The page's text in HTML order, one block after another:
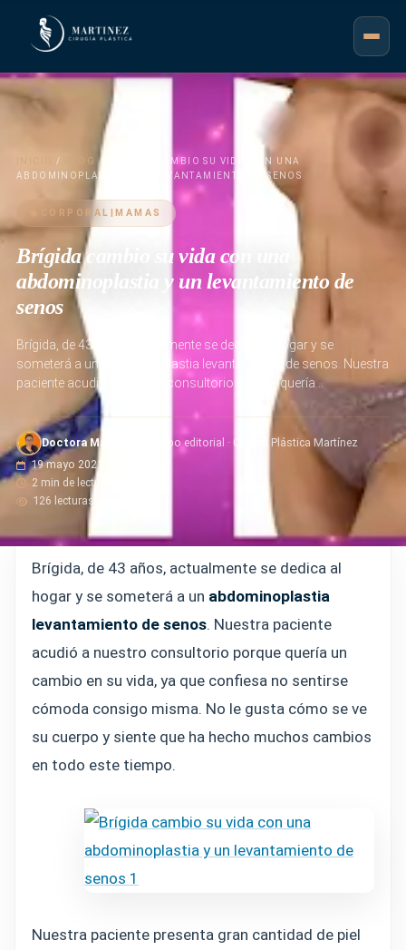
/ BLOG / BRÍGIDA CAMBIO SU VIDA CON UNA
ABDOMINOPLASTIA Y UN LEVANTAMIENTO DE SENOS
CORPORAL|MAMAS
Brígida cambio su vida con una
abdominoplastia y un levantamiento de
senos
Brígida, de 43 años, actualmente se dedica al hogar y se
someterá a un abdominoplastia levantamiento de senos. Nuestra
paciente acudió a nuestro consultorio porque quería…
Doctora Martinez
· Equipo editorial · Cirugía Plástica Martínez
19 mayo 2021
2 min de lectura
126 lecturas
Brígida, de 43 años, actualmente se dedica al
hogar y se someterá a un abdominoplastia
levantamiento de senos. Nuestra paciente
acudió a nuestro consultorio porque quería un
cambio en su vida, ya que confiesa no sentirse
cómoda consigo misma. No le gusta cómo se ve
su cuerpo y siente que ha hecho muchos cambios
en todo este tiempo.
Nuestra paciente presenta gran cantidad de piel